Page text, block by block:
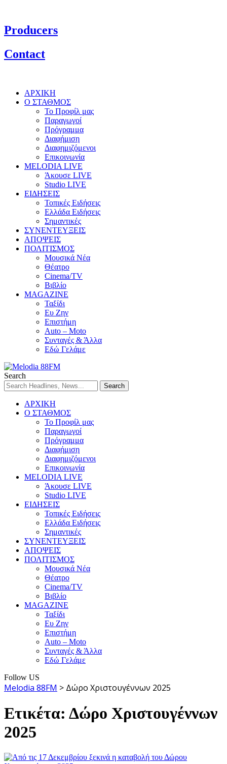
Producers
Contact
ΑΡΧΙΚΗ
Ο ΣΤΑΘΜΟΣ
Το Προφίλ μας
Παραγωγοί
Πρόγραμμα
Διαφήμιση
Διαφημιζόμενοι
Επικοινωνία
MELODIA LIVE
Άκουσε LIVE
Studio LIVE
ΕΙΔΗΣΕΙΣ
Τοπικές Ειδήσεις
Ελλάδα Ειδήσεις
Σημαντικές
ΣΥΝΕΝΤΕΥΞΕΙΣ
ΑΠΟΨΕΙΣ
ΠΟΛΙΤΙΣΜΟΣ
Μουσικά Νέα
Θέατρο
Cinema/TV
Βιβλίο
MAGAZINE
Ταξίδι
Ευ Ζην
Επιστήμη
Auto – Moto
Συνταγές & Άλλα
Εδώ Γελάμε
Search
ΑΡΧΙΚΗ
Ο ΣΤΑΘΜΟΣ
Το Προφίλ μας
Παραγωγοί
Πρόγραμμα
Διαφήμιση
Διαφημιζόμενοι
Επικοινωνία
MELODIA LIVE
Άκουσε LIVE
Studio LIVE
ΕΙΔΗΣΕΙΣ
Τοπικές Ειδήσεις
Ελλάδα Ειδήσεις
Σημαντικές
ΣΥΝΕΝΤΕΥΞΕΙΣ
ΑΠΟΨΕΙΣ
ΠΟΛΙΤΙΣΜΟΣ
Μουσικά Νέα
Θέατρο
Cinema/TV
Βιβλίο
MAGAZINE
Ταξίδι
Ευ Ζην
Επιστήμη
Auto – Moto
Συνταγές & Άλλα
Εδώ Γελάμε
Follow US
Melodia 88FM > Δώρο Χριστουγέννων 2025
Ετικέτα: Δώρο Χριστουγέννων
2025